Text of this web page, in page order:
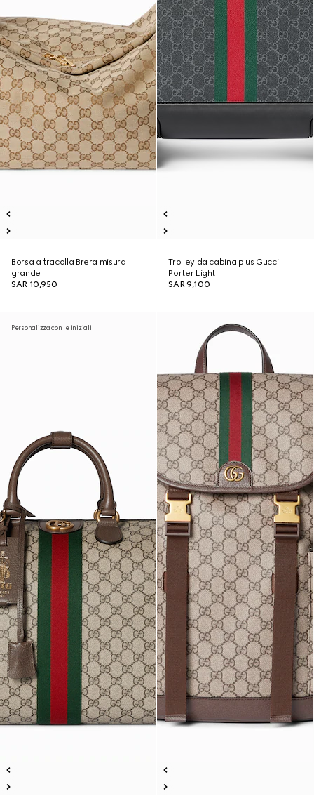
Borsa a tracolla Brera misura
grande
SAR 10,950
Trolley da cabina plus Gucci
Porter Light
SAR 9,100
Personalizza con le iniziali